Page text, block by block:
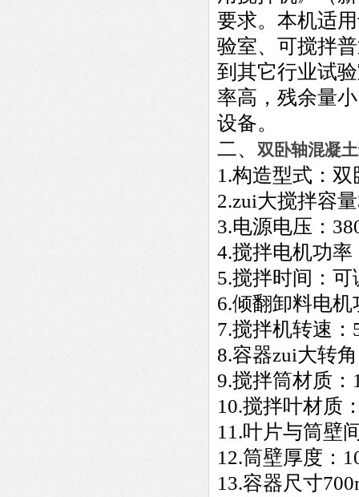
要求。本机适
验室、可搅拌
到其它行业试
率高，残余量
设备。
二、 双卧轴混凝
1 .构造型式：双
2.zui大搅拌容
3.电源电压：
4.搅拌电机功率
5.搅拌时间：可
6.倾翻卸料电
7.搅拌机转速：
8.容器zui大转
9.搅拌筒材质：
10.搅拌叶材质
11.叶片与筒壁
12.筒壁厚度：
13.容器尺寸